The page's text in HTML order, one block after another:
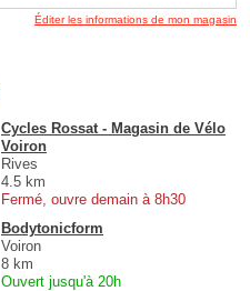
Éditer les informations de mon magasin
Cycles Rossat - Magasin de Vélo
Voiron
Rives
4.5 km
Fermé, ouvre demain à 8h30
Bodytonicform
Voiron
8 km
Ouvert jusqu'à 20h